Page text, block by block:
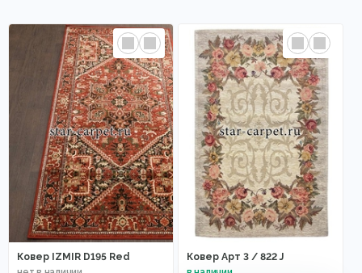
Ковер IZMIR D195 Red Ковер Арт 3 / 822 J